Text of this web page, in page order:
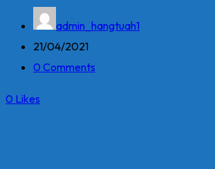
admin_hangtuah1
21/04/2021
0 Comments
0 Likes